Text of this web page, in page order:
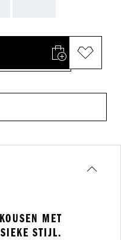
MET
STIJL.